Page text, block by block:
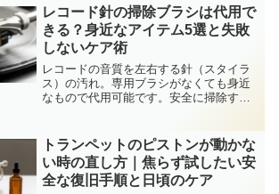
まで、快適な明かりを取り戻すためのス
テップを解説します。
レコード針の掃除ブラシは代用で
きる？身近なアイテム5選と失敗
しないケア術
レコードの音質を左右する針（スタイラ
ス）の汚れ。専用ブラシがなくても身近
なもので代用可能です。安全に掃除する
トランペットのピストンが動かな
い時の直し方｜焦らず試したい安
全な復旧手順と日頃のケア